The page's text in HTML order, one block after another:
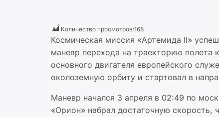
Количество просмотров:168
Космическая миссия «Артемида II»
маневр перехода на траекторию полета
основного двигателя европейского
околоземную орбиту и стартовал в
Маневр начался 3 апреля в 02:49 по
«Орион» набрал достаточную скорость,